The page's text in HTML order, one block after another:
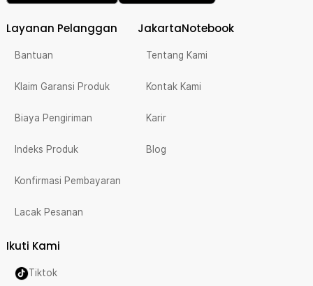
Layanan Pelanggan
Bantuan
Klaim Garansi Produk
Biaya Pengiriman
Indeks Produk
Konfirmasi Pembayaran
Lacak Pesanan
JakartaNotebook
Tentang Kami
Kontak Kami
Karir
Blog
Ikuti Kami
Tiktok